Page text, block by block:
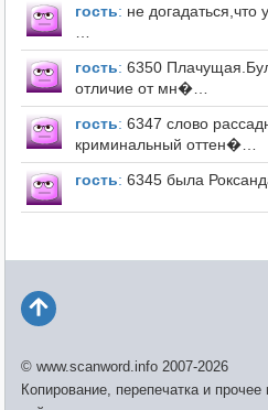
гость: не
…
гость: 6350
отличие от мн�…
гость: 6347 слово
криминальный оттен�…
гость: 6345 была
© www.scanword.info 2007-2026
Копирование, перепечатка и